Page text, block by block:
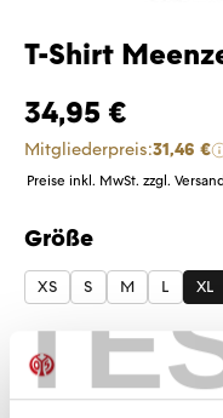
T-Shirt
34,95 €
Mitgliederpreis:31,46 €
Preise inkl. MwSt. zzgl.
Größe
auswählen
XS S M L XL
Produkt
Anzahl
Sofort verfügbar,